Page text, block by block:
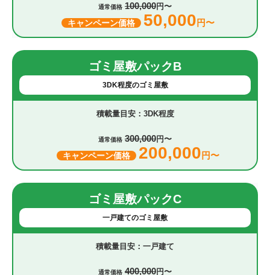
通常価格 100,000円〜
キャンペーン価格 50,000 円〜
ゴミ屋敷パックB
3DK程度のゴミ屋敷
3DK程度
通常価格 300,000円〜
キャンペーン価格 200,000 円〜
ゴミ屋敷パックC
一戸建てのゴミ屋敷
一戸建て
通常価格 400,000円〜